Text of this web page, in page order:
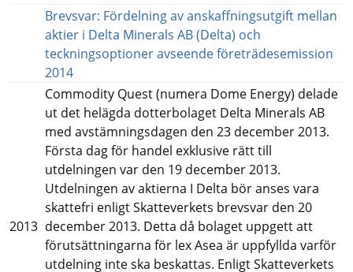
Brevsvar: Fördelning av anskaffningsutgift mellan
aktier i Delta Minerals AB (Delta) och
teckningsoptioner avseende företrädesemission
2014pdf, 114 kB.
2013
Commodity Quest (numera Dome Energy) delade
ut det helägda dotterbolaget Delta Minerals AB
med avstämningsdagen den 23 december 2013.
Första dag för handel exklusive rätt till
utdelningen var den 19 december 2013.
Utdelningen av aktierna I Delta bör anses vara
skattefri enligt Skatteverkets brevsvar den 20
december 2013. Detta då bolaget uppgett att
förutsättningarna för lex Asea är uppfyllda varför
utdelning inte ska beskattas. Enligt Skatteverkets